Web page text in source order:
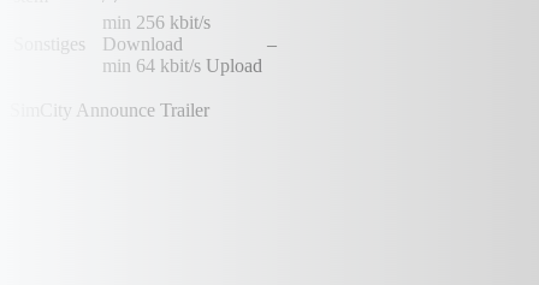
Sonstiges
min 256 kbit/s
Download
min 64 kbit/s Upload
–
SimCity Announce Trailer